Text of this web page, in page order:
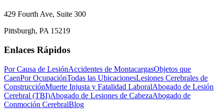
429 Fourth Ave, Suite 300
Pittsburgh, PA 15219
Enlaces Rápidos
Por Causa de LesiónAccidentes de MontacargasObjetos que
CaenPor OcupaciónTodas las UbicacionesLesiones Cerebrales de
ConstrucciónMuerte Injusta y Fatalidad LaboralAbogado de Lesión
Cerebral (TBI)Abogado de Lesiones de CabezaAbogado de
Conmoción CerebralBlog